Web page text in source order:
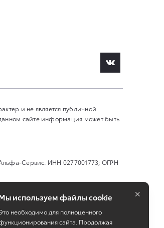
и не является публичной
сайте информация может быть
Альфа-Сервис. ИНН 0277001773; ОГРН
используем файлы cookie
необходимо для полноценного
сайта. Продолжая
×